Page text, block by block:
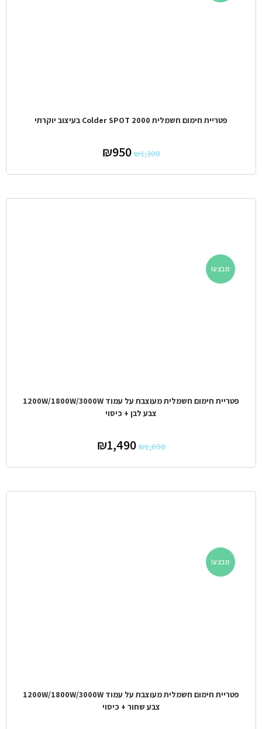
פטריית חימום חשמלית Colder SPOT 2000 בעיצוב יוקרתי
₪1,300
₪950
מבצע!
פטריית חימום חשמלית מעוצבת על עמוד 1200W/1800W/3000W
צבע לבן + כיסוי
₪1,690
₪1,490
מבצע!
פטריית חימום חשמלית מעוצבת על עמוד 1200W/1800W/3000W
צבע שחור + כיסוי